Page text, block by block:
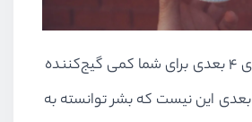
شاید اسم چاپگرهای 4 بعدی برای شما کمی گیج‌کننده
باشد. منظورم از 4 بعدی این نیست که بشر توانسته به